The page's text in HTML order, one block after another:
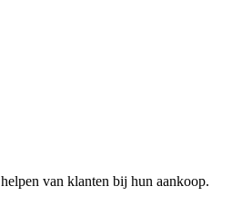
van klanten bij hun aankoop.